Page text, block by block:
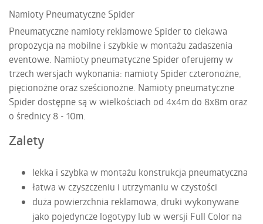
Namioty Pneumatyczne Spider
Pneumatyczne namioty reklamowe Spider to ciekawa
propozycja na mobilne i szybkie w montażu zadaszenia
eventowe. Namioty pneumatyczne Spider oferujemy w
trzech wersjach wykonania: namioty Spider czteronożne,
pięcionożne oraz sześcionożne. Namioty pneumatyczne
Spider dostępne są w wielkościach od 4x4m do 8x8m oraz
o średnicy 8 - 10m.
Zalety
lekka i szybka w montażu konstrukcja pneumatyczna
łatwa w czyszczeniu i utrzymaniu w czystości
duża powierzchnia reklamowa, druki wykonywane
jako pojedyncze logotypy lub w wersji Full Color na